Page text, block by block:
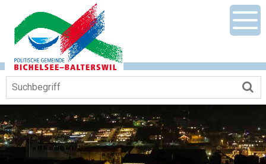
Navigieren in Gemeinde Bichelsee-
Schnellnavigation
Mobile Hauptnavigation
Suchbegriff